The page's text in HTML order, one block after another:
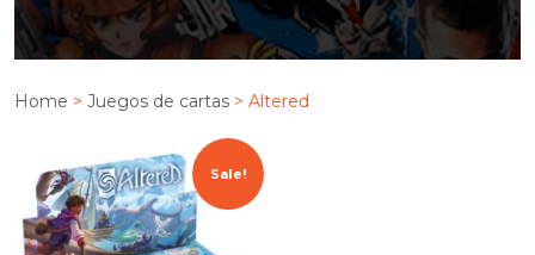
Home > Juegos de cartas > Altered
Sale!